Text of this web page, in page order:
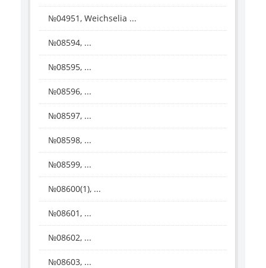
№04951, Weichselia ...
№08594, ...
№08595, ...
№08596, ...
№08597, ...
№08598, ...
№08599, ...
№08600(1), ...
№08601, ...
№08602, ...
№08603, ...